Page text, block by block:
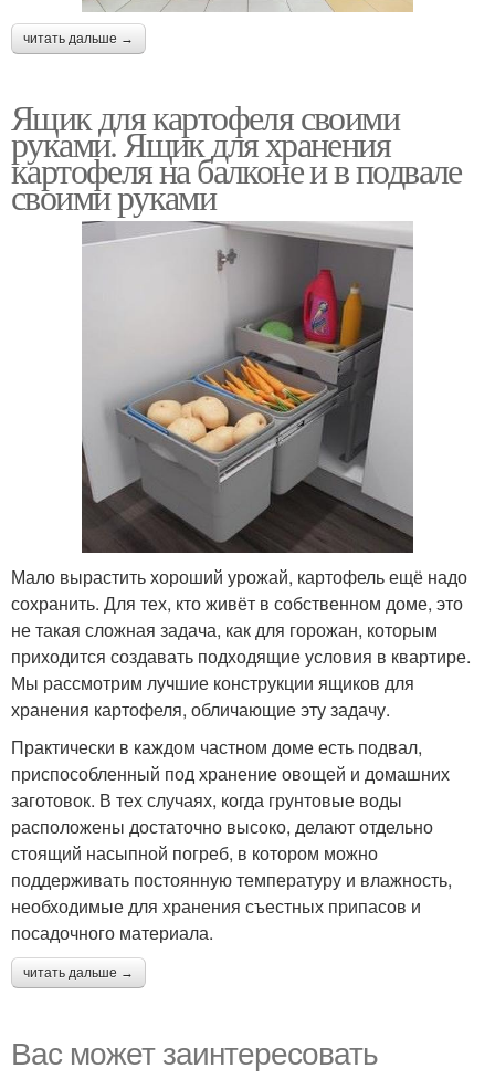
читать дальше →
Ящик для картофеля своими
руками. Ящик для хранения
картофеля на балконе и в подвале
своими руками
Мало вырастить хороший урожай, картофель ещё надо
сохранить. Для тех, кто живёт в собственном доме, это
не такая сложная задача, как для горожан, которым
приходится создавать подходящие условия в квартире.
Мы рассмотрим лучшие конструкции ящиков для
хранения картофеля, обличающие эту задачу.
Практически в каждом частном доме есть подвал,
приспособленный под хранение овощей и домашних
заготовок. В тех случаях, когда грунтовые воды
расположены достаточно высоко, делают отдельно
стоящий насыпной погреб, в котором можно
поддерживать постоянную температуру и влажность,
необходимые для хранения съестных припасов и
посадочного материала.
читать дальше →
Вас может заинтересовать